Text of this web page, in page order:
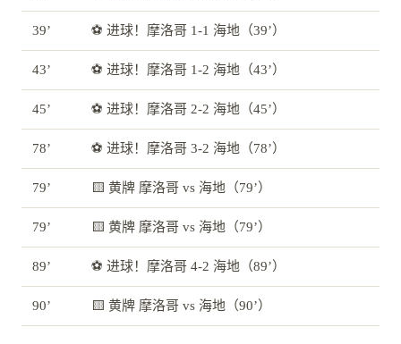
39’ ⚽ 进球！摩洛哥 1-1 海地（39’）
43’ ⚽ 进球！摩洛哥 1-2 海地（43’）
45’ ⚽ 进球！摩洛哥 2-2 海地（45’）
78’ ⚽ 进球！摩洛哥 3-2 海地（78’）
79’ 🟨 黄牌 摩洛哥 vs 海地（79’）
79’ 🟨 黄牌 摩洛哥 vs 海地（79’）
89’ ⚽ 进球！摩洛哥 4-2 海地（89’）
90’ 🟨 黄牌 摩洛哥 vs 海地（90’）